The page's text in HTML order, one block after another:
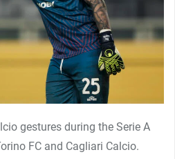
gestures during the Serie A
FC and Cagliari Calcio.